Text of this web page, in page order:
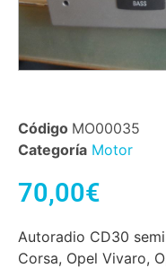
Código MO00035
Categoría Motor
70,00€
Autoradio CD30
Corsa, Opel Vivaro,